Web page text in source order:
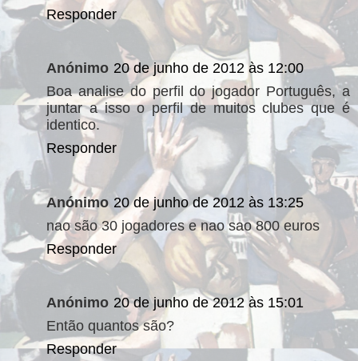
Responder
Anónimo 20 de junho de 2012 às 12:00
Boa analise do perfil do jogador Português, a
juntar a isso o perfil de muitos clubes que é
identico.
Responder
Anónimo 20 de junho de 2012 às 13:25
nao são 30 jogadores e nao sao 800 euros
Responder
Anónimo 20 de junho de 2012 às 15:01
Então quantos são?
Responder